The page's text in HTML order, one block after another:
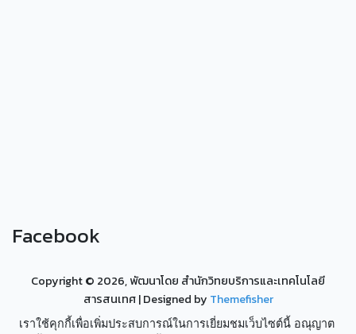
Facebook
Copyright © 2026, พัฒนาโดย สำนักวิทยบริการและเทคโนโลยี
สารสนเทศ| Designed by Themefisher
เราใช้คุกกี้เพื่อเพิ่มประสบการณ์ในการเยี่ยมชมเว็บไซต์นี้ อณุญาต